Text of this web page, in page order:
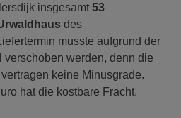
insgesamt 53
des
musste aufgrund der
werden, denn die
keine Minusgrade.
hat die kostbare Fracht.